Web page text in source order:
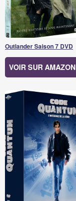
Outlander Saison 7 DVD
VOIR SUR AMAZON